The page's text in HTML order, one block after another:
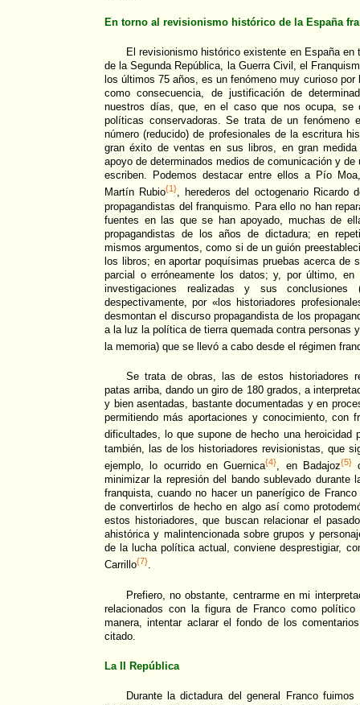
En torno al revisionismo histórico de la España
El revisionismo histórico existente en España en
de la Segunda República, la Guerra Civil, el
los últimos 75 años, es un fenómeno muy curioso
como consecuencia, de justificación de
nuestros días, que, en el caso que nos ocupa, se
políticas conservadoras. Se trata de un fenómeno
número (reducido) de profesionales de la escritura
gran éxito de ventas en sus libros, en gran
apoyo de determinados medios de comunicación y
escriben. Podemos destacar entre ellos a Pío
Martín Rubio{1}, herederos del octogenario
propagandistas del franquismo. Para ello no han
fuentes en las que se han apoyado, muchas de
propagandistas de los años de dictadura; en
mismos argumentos, como si de un guión
los libros; en aportar poquísimas pruebas acerca de
parcial o erróneamente los datos; y, por último, en
investigaciones realizadas y sus
despectivamente, por «los historiadores
desmontan el discurso propagandista de los
a la luz la política de tierra quemada contra personas
la memoria) que se llevó a cabo desde el régimen
Se trata de obras, las de estos historiadores
patas arriba, dando un giro de 180 grados, a
y bien asentadas, bastante documentadas y en
permitiendo más aportaciones y conocimiento, con
dificultades, lo que supone de hecho una heroicidad
también, las de los historiadores revisionistas, que
ejemplo, lo ocurrido en Guernica{4}, en Badajoz{5}
minimizar la represión del bando sublevado durante
franquista, cuando no hacer un panerígico de
de convertirlos de hecho en algo así como
estos historiadores, que buscan relacionar el
ahistórica y malintencionada sobre grupos y
de la lucha política actual, conviene desprestigiar,
Carrillo{7}.
Prefiero, no obstante, centrarme en mi
relacionados con la figura de Franco como
manera, intentar aclarar el fondo de los
citado.
La II República
Durante la dictadura del general Franco